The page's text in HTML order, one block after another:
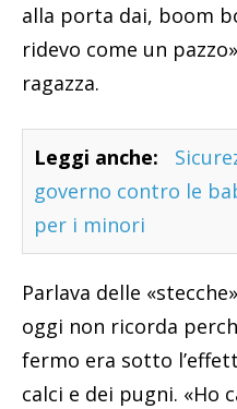
alla porta dai, boom
ridevo come un
ragazza.
Leggi anche:
governo contro le
per i minori
Parlava delle
oggi non ricorda
fermo era sotto
calci e dei pugni. «Ho